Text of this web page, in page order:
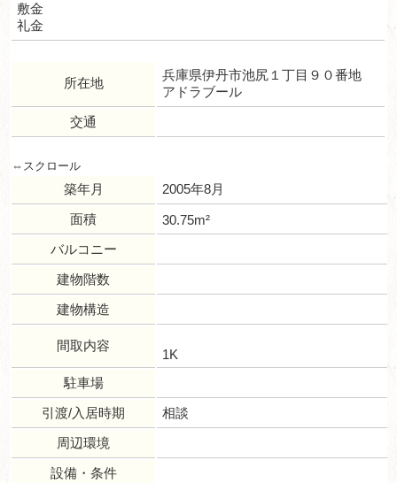
敷金
礼金
所在地
兵庫県伊丹市池尻１丁目９０番地
アドラブール
交通
築年月
2005年8月
面積
30.75m²
バルコニー
建物階数
建物構造
間取内容
1K
駐車場
引渡/入居時期
相談
周辺環境
設備・条件